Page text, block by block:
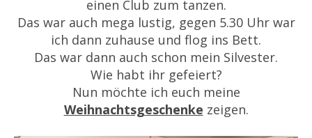
einen Club zum tanzen.
Das war auch mega lustig, gegen 5.30 Uhr war
ich dann zuhause und flog ins Bett.
Das war dann auch schon mein Silvester.
Wie habt ihr gefeiert?
Nun möchte ich euch meine
Weihnachtsgeschenke zeigen.